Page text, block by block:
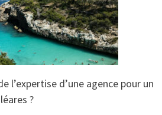
l’expertise d’une agence pour un
?